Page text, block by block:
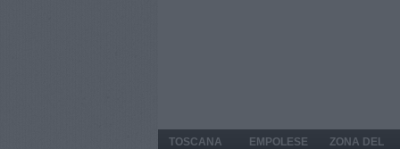
TOSCANA
EMPOLESE
ZONA DEL